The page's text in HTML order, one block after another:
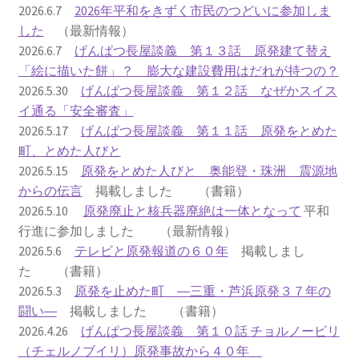
2019.3.10 第8回 原発ゼロへのカウントダウンinかわ
さき 集会
2023.3.12 第12回原発ゼロへのカウントダウンinかわ
さき集会
2023.6.25（日）映画「原発をとめた裁判長 そして
原発をとめる農家たち」上映会を開催
2023.10.8 原発ゼロへのカウントダウンinかわさき
講演会開催
2024.3.10第13回原発ゼロへのカウントダウンinかわさ
き集会
2024.10.13 映画「決断」上映と講演会を開催
2026.6.7 2026年平和をきずく市民のつどいに参加しま
した （最新情報）
2026.6.7 げんぱつ長屋談義 第１３話 原発建て替え
「絵に描いた餅」？ 膨大な建設費用はだれが持つの？
2026.5.30 げんぱつ長屋談義 第１２話 なぜかスイス
イ通る「安全審査」
2026.5.17 げんぱつ長屋談義 第１１話 原発をとめた
町、とめた人びと
2026.5.15 原発をとめた人びと 奥能登・珠洲 震源地
からの伝言掲載しました （書籍）
2026.5.10 原発廃止と核兵器廃絶は一体となって 平和
行進に参加しました （最新情報）
2026.5.6 テレビと原発報道の６０年掲載しまし
た （書籍）
2026.5.3 原発を止めた町 ―三重・芦浜原発３７年の
闘い―掲載しました （書籍）
2026.4.26 げんぱつ長屋談義 第１０話 チョルノービリ
（チェルノブイリ）原発事故から４０年